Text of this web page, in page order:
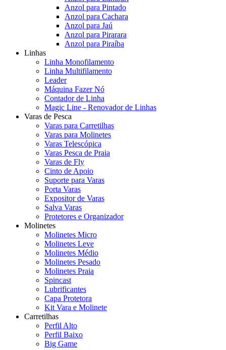
Anzol para Pintado
Anzol para Cachara
Anzol para Jaú
Anzol para Pirarara
Anzol para Piraíba
Linhas
Linha Monofilamento
Linha Multifilamento
Leader
Máquina Fazer Nó
Contador de Linha
Magic Line - Renovador de Linhas
Varas de Pesca
Varas para Carretilhas
Varas para Molinetes
Varas Telescópica
Varas Pesca de Praia
Varas de Fly
Cinto de Apoio
Suporte para Varas
Porta Varas
Expositor de Varas
Salva Varas
Protetores e Organizador
Molinetes
Molinetes Micro
Molinetes Leve
Molinetes Médio
Molinetes Pesado
Molinetes Praia
Spincast
Lubrificantes
Capa Protetora
Kit Vara e Molinete
Carretilhas
Perfil Alto
Perfil Baixo
Big Game